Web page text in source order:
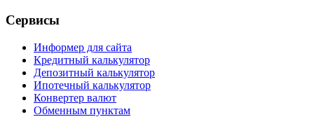
Сервисы
Информер для сайта
Кредитный калькулятор
Депозитный калькулятор
Ипотечный калькулятор
Конвертер валют
Обменным пунктам